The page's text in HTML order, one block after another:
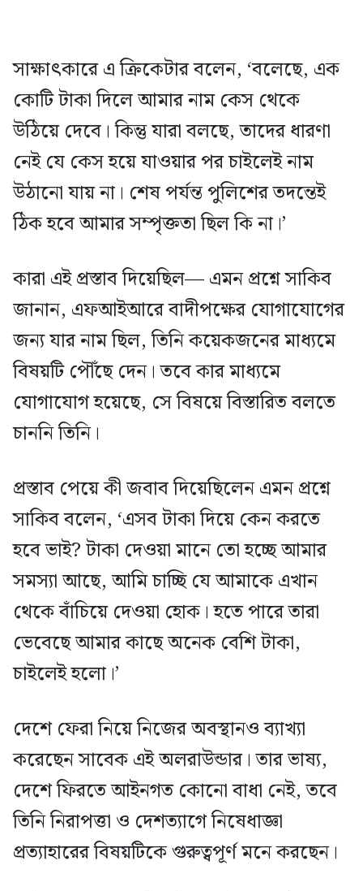
সাক্ষাৎকারে এ ক্রিকেটার বলেন, ‘বলেছে, এক
কোটি টাকা দিলে আমার নাম কেস থেকে
উঠিয়ে দেবে। কিন্তু যারা বলছে, তাদের ধারণা
নেই যে কেস হয়ে যাওয়ার পর চাইলেই নাম
উঠানো যায় না। শেষ পর্যন্ত পুলিশের তদন্তেই
ঠিক হবে আমার সম্পৃক্ততা ছিল কি না।’
কারা এই প্রস্তাব দিয়েছিল— এমন প্রশ্নে সাকিব
জানান, এফআইআরে বাদীপক্ষের যোগাযোগের
জন্য যার নাম ছিল, তিনি কয়েকজনের মাধ্যমে
বিষয়টি পৌঁছে দেন। তবে কার মাধ্যমে
যোগাযোগ হয়েছে, সে বিষয়ে বিস্তারিত বলতে
চাননি তিনি।
প্রস্তাব পেয়ে কী জবাব দিয়েছিলেন এমন প্রশ্নে
সাকিব বলেন, ‘এসব টাকা দিয়ে কেন করতে
হবে ভাই? টাকা দেওয়া মানে তো হচ্ছে আমার
সমস্যা আছে, আমি চাচ্ছি যে আমাকে এখান
থেকে বাঁচিয়ে দেওয়া হোক। হতে পারে তারা
ভেবেছে আমার কাছে অনেক বেশি টাকা,
চাইলেই হলো।’
দেশে ফেরা নিয়ে নিজের অবস্থানও ব্যাখ্যা
করেছেন সাবেক এই অলরাউন্ডার। তার ভাষ্য,
দেশে ফিরতে আইনগত কোনো বাধা নেই, তবে
তিনি নিরাপত্তা ও দেশত্যাগে নিষেধাজ্ঞা
প্রত্যাহারের বিষয়টিকে গুরুত্বপূর্ণ মনে করছেন।